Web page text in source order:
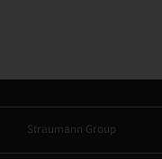
Straumann Group